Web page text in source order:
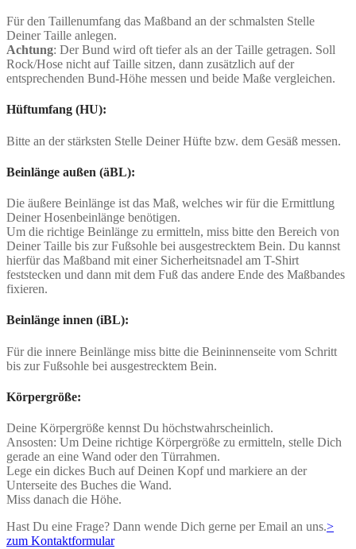
Für den Taillenumfang das Maßband an der schmalsten Stelle
Deiner Taille anlegen.
Achtung: Der Bund wird oft tiefer als an der Taille getragen. Soll
Rock/Hose nicht auf Taille sitzen, dann zusätzlich auf der
entsprechenden Bund-Höhe messen und beide Maße vergleichen.
Hüftumfang (HU):
Bitte an der stärksten Stelle Deiner Hüfte bzw. dem Gesäß messen.
Beinlänge außen (äBL):
Die äußere Beinlänge ist das Maß, welches wir für die Ermittlung
Deiner Hosenbeinlänge benötigen.
Um die richtige Beinlänge zu ermitteln, miss bitte den Bereich von
Deiner Taille bis zur Fußsohle bei ausgestrecktem Bein. Du kannst
hierfür das Maßband mit einer Sicherheitsnadel am T-Shirt
feststecken und dann mit dem Fuß das andere Ende des Maßbandes
fixieren.
Beinlänge innen (iBL):
Für die innere Beinlänge miss bitte die Beininnenseite vom Schritt
bis zur Fußsohle bei ausgestrecktem Bein.
Körpergröße:
Deine Körpergröße kennst Du höchstwahrscheinlich.
Ansosten: Um Deine richtige Körpergröße zu ermitteln, stelle Dich
gerade an eine Wand oder den Türrahmen.
Lege ein dickes Buch auf Deinen Kopf und markiere an der
Unterseite des Buches die Wand.
Miss danach die Höhe.
Hast Du eine Frage? Dann wende Dich gerne per Email an uns.>
zum Kontaktformular